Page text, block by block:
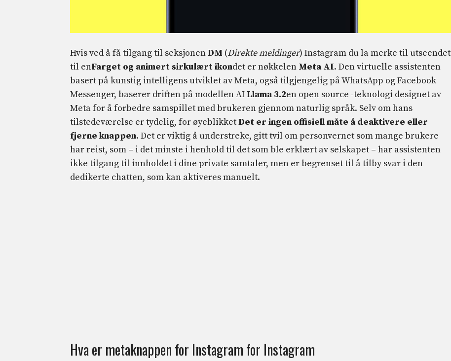
Hvis ved å få tilgang til seksjonenDM (Direkte meldinger) Instagram du la merke til utseendet
til enFarget og animert sirkulært ikondet er nøkkelen Meta AI. Den virtuelle assistenten
basert på kunstig intelligens utviklet av Meta, også tilgjengelig på WhatsApp og Facebook
Messenger, baserer driften på modellen AI Llama 3.2en open source -teknologi designet av
Meta for å forbedre samspillet med brukeren gjennom naturlig språk. Selv om hans
tilstedeværelse er tydelig, for øyeblikketDet er ingen offisiell måte å deaktivere eller
fjerne knappen. Det er viktig å understreke, gitt tvil om personvernet som mange brukere
har reist, som – i det minste i henhold til det som ble erklært av selskapet – har assistenten
ikke tilgang til innholdet i dine private samtaler, men er begrenset til å tilby svar i den
dedikerte chatten, som kan aktiveres manuelt.
Hva er metaknappen for Instagram for Instagram